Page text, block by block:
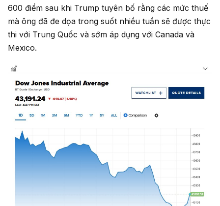
600 điểm sau khi Trump tuyên bố rằng các mức thuế
mà ông đã đe dọa trong suốt nhiều tuần sẽ được thực
thi với Trung Quốc và sớm áp dụng với Canada và
Mexico.